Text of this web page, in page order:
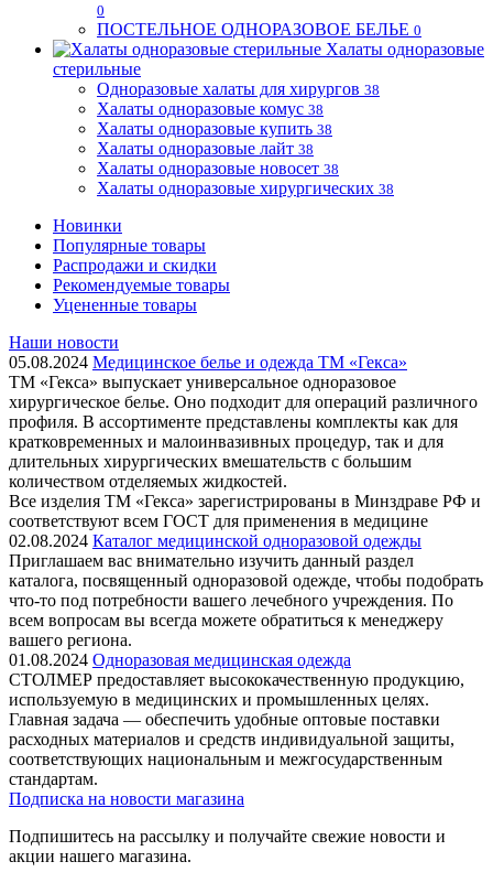
0
ПОСТЕЛЬНОЕ ОДНОРАЗОВОЕ БЕЛЬЕ 0
Халаты одноразовые
стерильные
Одноразовые халаты для хирургов 38
Халаты одноразовые комус 38
Халаты одноразовые купить 38
Халаты одноразовые лайт 38
Халаты одноразовые новосет 38
Халаты одноразовые хирургических 38
Новинки
Популярные товары
Распродажи и скидки
Рекомендуемые товары
Уцененные товары
Наши новости
05.08.2024 Медицинское белье и одежда ТМ «Гекса»
ТМ «Гекса» выпускает универсальное одноразовое
хирургическое белье. Оно подходит для операций различного
профиля. В ассортименте представлены комплекты как для
кратковременных и малоинвазивных процедур, так и для
длительных хирургических вмешательств с большим
количеством отделяемых жидкостей.
Все изделия ТМ «Гекса» зарегистрированы в Минздраве РФ и
соответствуют всем ГОСТ для применения в медицине
02.08.2024 Каталог медицинской одноразовой одежды
Приглашаем вас внимательно изучить данный раздел
каталога, посвященный одноразовой одежде, чтобы подобрать
что-то под потребности вашего лечебного учреждения. По
всем вопросам вы всегда можете обратиться к менеджеру
вашего региона.
01.08.2024 Одноразовая медицинская одежда
СТОЛМЕР предоставляет высококачественную продукцию,
используемую в медицинских и промышленных целях.
Главная задача — обеспечить удобные оптовые поставки
расходных материалов и средств индивидуальной защиты,
соответствующих национальным и межгосударственным
стандартам.
Подписка на новости магазина
Подпишитесь на рассылку и получайте свежие новости и
акции нашего магазина.